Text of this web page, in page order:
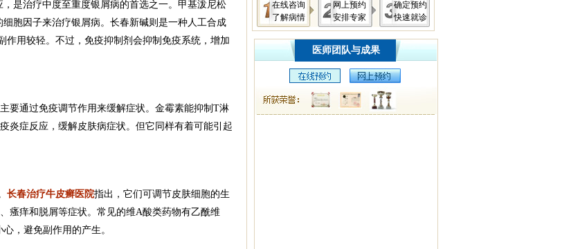
是治疗中度至重度银屑病的首选之一。甲基泼尼松
胞因子来治疗银屑病。长春新碱则是一种人工合成
用较轻。不过，免疫抑制剂会抑制免疫系统，增加
要通过免疫调节作用来缓解症状。金霉素能抑制T淋
炎症反应，缓解皮肤病症状。但它同样有着可能引起
长春治疗牛皮癣医院指出，它们可调节皮肤细胞的生
瘙痒和脱屑等症状。常见的维A酸类药物有乙酰维
，避免副作用的产生。
在线咨询
了解病情
网上预约
安排专家
确定预约
快速就诊
医师团队与成果